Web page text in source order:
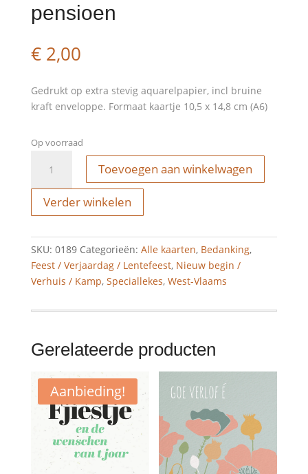
pensioen
€2,00
Gedrukt op extra stevig aquarelpapier, incl bruine
kraft enveloppe. Formaat kaartje 10,5 x 14,8 cm (A6)
Op voorraad
wok
pensioen
aantal
Toevoegen aan winkelwagen
Verder winkelen
SKU: 0189 Categorieën: Alle kaarten, Bedanking,
Feest / Verjaardag / Lentefeest, Nieuw begin /
Verhuis / Kamp, Speciallekes, West-Vlaams
Gerelateerde producten
Aanbieding!